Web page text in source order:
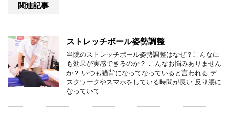
関連記事
ストレッチポール姿勢調整
当院のストレッチポール姿勢調整はなぜ？こんなに
も効果が実感できるのか？ こんなお悩みありません
か？ いつも猫背になってなっていると言われる デ
スクワークやスマホをしている時間が長い 反り腰に
なっていて …